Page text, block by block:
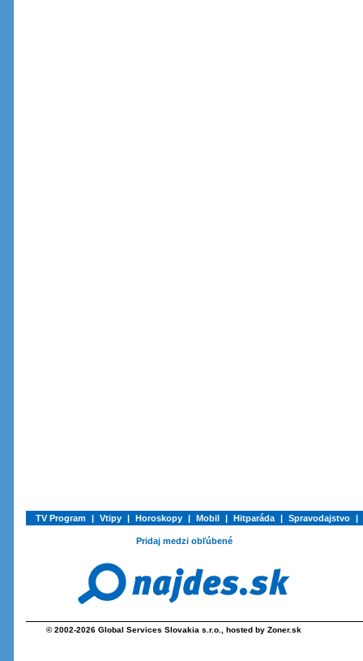
TV Program | Vtipy | Horoskopy | Mobil | Hitparáda | Spravodajstvo |
Pridaj medzi obľúbené
© 2002-2026 Global Services Slovakia s.r.o. , hosted by Zoner.sk